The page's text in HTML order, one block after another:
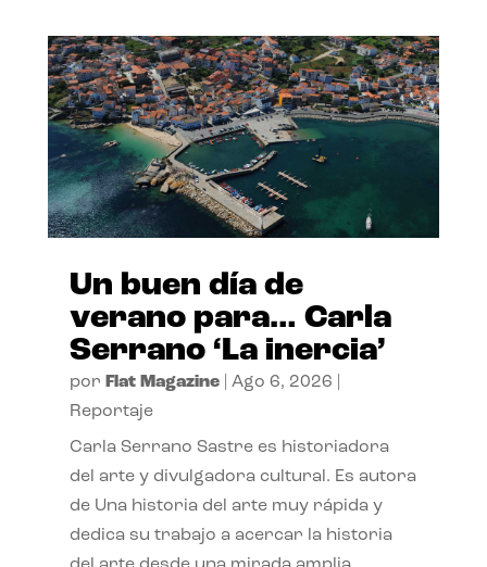
Un buen día de
verano para… Carla
Serrano ‘La inercia’
por Flat Magazine| Ago 6, 2026
Reportaje
Carla Serrano Sastre es historiadora
del arte y divulgadora cultural. Es autora
de Una historia del arte muy rápida y
dedica su trabajo a acercar la historia